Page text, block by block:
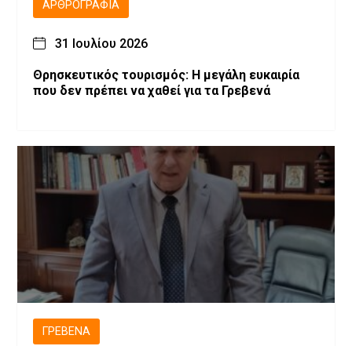
ΑΡΘΡΟΓΡΑΦΊΑ
31 Ιουλίου 2026
Θρησκευτικός τουρισμός: Η μεγάλη ευκαιρία
που δεν πρέπει να χαθεί για τα Γρεβενά
ΓΡΕΒΕΝΆ